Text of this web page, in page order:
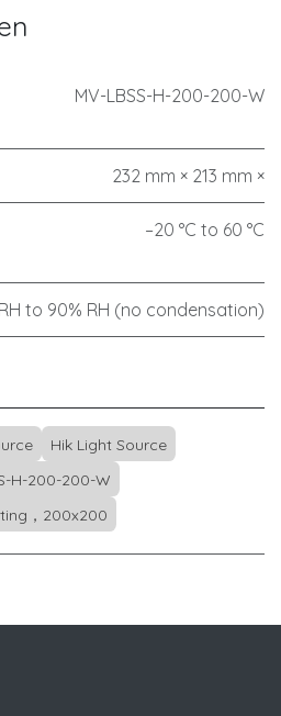
MV-LBSS-H-200-200-W
232 mm × 213 mm ×
–20 °C to 60 °C
to 90% RH (no condensation)
Hik Light Source
H-200-200-W
，200x200